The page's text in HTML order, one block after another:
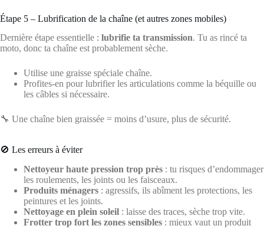
Étape 5 – Lubrification de la chaîne (et autres zones mobiles)
Dernière étape essentielle : lubrifie ta transmission. Tu as rincé ta
moto, donc ta chaîne est probablement sèche.
Utilise une graisse spéciale chaîne.
Profites-en pour lubrifier les articulations comme la béquille ou
les câbles si nécessaire.
🔧 Une chaîne bien graissée = moins d’usure, plus de sécurité.
🚫 Les erreurs à éviter
Nettoyeur haute pression trop près : tu risques d’endommager
les roulements, les joints ou les faisceaux.
Produits ménagers : agressifs, ils abîment les protections, les
peintures et les joints.
Nettoyage en plein soleil : laisse des traces, sèche trop vite.
Frotter trop fort les zones sensibles : mieux vaut un produit